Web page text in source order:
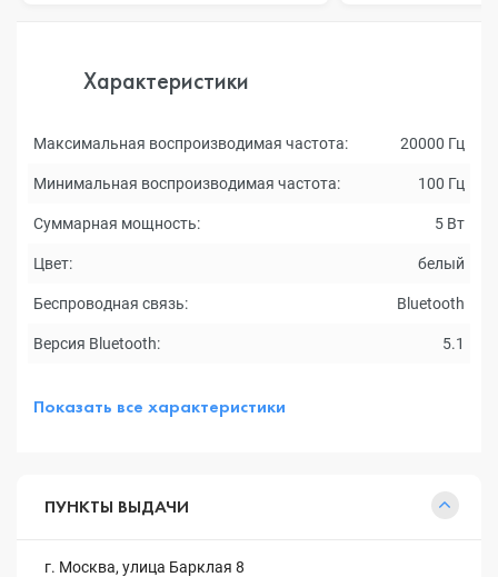
Характеристики
Максимальная воспроизводимая частота: 20000 Гц
Минимальная воспроизводимая частота: 100 Гц
Суммарная мощность: 5 Вт
Цвет: белый
Беспроводная связь: Bluetooth
Версия Bluetooth: 5.1
Показать все характеристики
ПУНКТЫ ВЫДАЧИ
г. Москва, улица Барклая 8